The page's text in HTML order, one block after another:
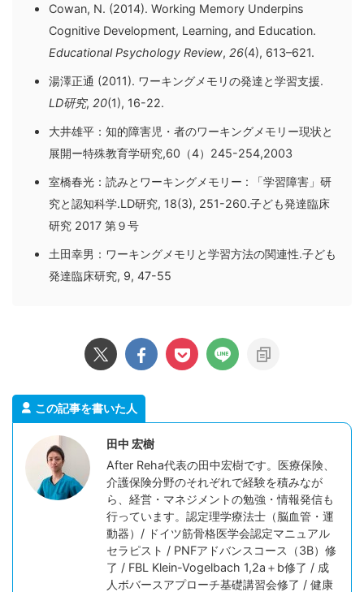
Cowan, N. (2014). Working Memory Underpins
Cognitive Development, Learning, and Education.
Educational Psychology Review, 26(4), 613–621.
湯澤正通 (2011). ワーキングメモリの発達と学習支援.
LD研究, 20(1), 16-22.
大井雄平：知的障害児・者のワーキングメモリー現状と
展開ー特殊教育学研究,60（4）245-254,2003
室橋春光：読みとワーキングメモリー : 「学習障害」研
究と認知科学.LD研究, 18(3), 251-260.子ども発達臨床
研究 2017 第９号
土田幸男：ワーキングメモリと学習方法の関連性.子ども
発達臨床研究, 9, 47-55
この記事を書いた人
田中 宏樹
After Reha代表の田中宏樹です。医療保険、
介護保険分野のそれぞれで経験を積みなが
ら、経営・マネジメントの勉強・情報発信も
行っています。認定理学療法士（脳血管・運
動器）/ ドイツ筋骨格医学会認定マニュアル
セラピスト / PNFアドバンスコース（3B）修
了 / FBL Klein-Vogelbach 1,2a＋b修了 / 成
人ボバースアプローチ基礎講習会修了 / 健康